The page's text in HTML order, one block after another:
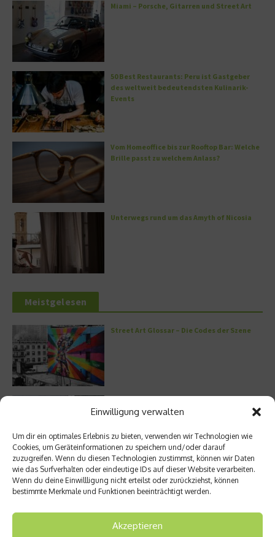
Einwilligung verwalten
Um dir ein optimales Erlebnis zu bieten, verwenden wir Technologien wie
Cookies, um Geräteinformationen zu speichern und/oder darauf
zuzugreifen. Wenn du diesen Technologien zustimmst, können wir Daten
wie das Surfverhalten oder eindeutige IDs auf dieser Website verarbeiten.
Wenn du deine Einwillligung nicht erteilst oder zurückziehst, können
bestimmte Merkmale und Funktionen beeinträchtigt werden.
Akzeptieren
Miami – Porsche, Gitarren und Street Art
50 Best Restaurants: Peru ist Gastgeber
des weltweit bedeutendsten Kulinarik-
Events
Vom Homeoffice bis zur Rooftop Bar: Welche
Brille passt zu welchem Anlass?
Unterwegs rund um das Amyth of Nicosia
Meistgelesen
Street Art Glossar – Die Codes der Szene
Kann man Hunde vegan ernähren?